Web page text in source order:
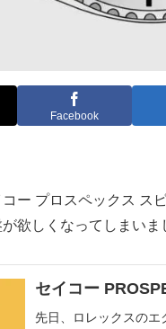
Facebook
ー プロスペックス ス
欲しくなってしまいま
セイコー
先日、ロレックスのエ